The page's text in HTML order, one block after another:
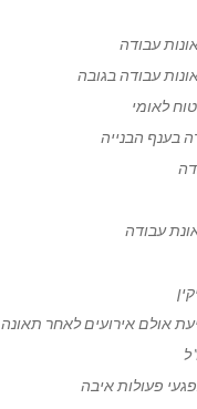
עבודה
עבודה בגובה
לאומי
בענף הבנייה
עבודה
אולם אירועים לאחר תאונה
פעולות איבה